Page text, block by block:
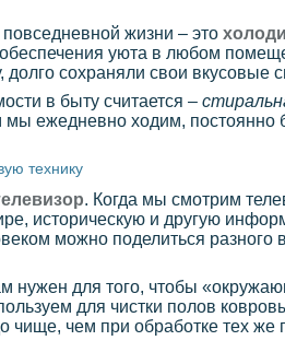
жизни – это
уюта в любом
сохраняли свои вкусовые
в быту считается –
ежедневно ходим, постоянно
технику
. Когда мы смотрим
историческую и другую
можно поделиться разного
для того, чтобы
для чистки полов
чище, чем при обработке тех